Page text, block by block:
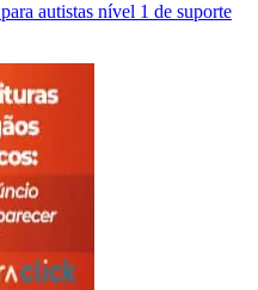
autistas nível 1 de suporte